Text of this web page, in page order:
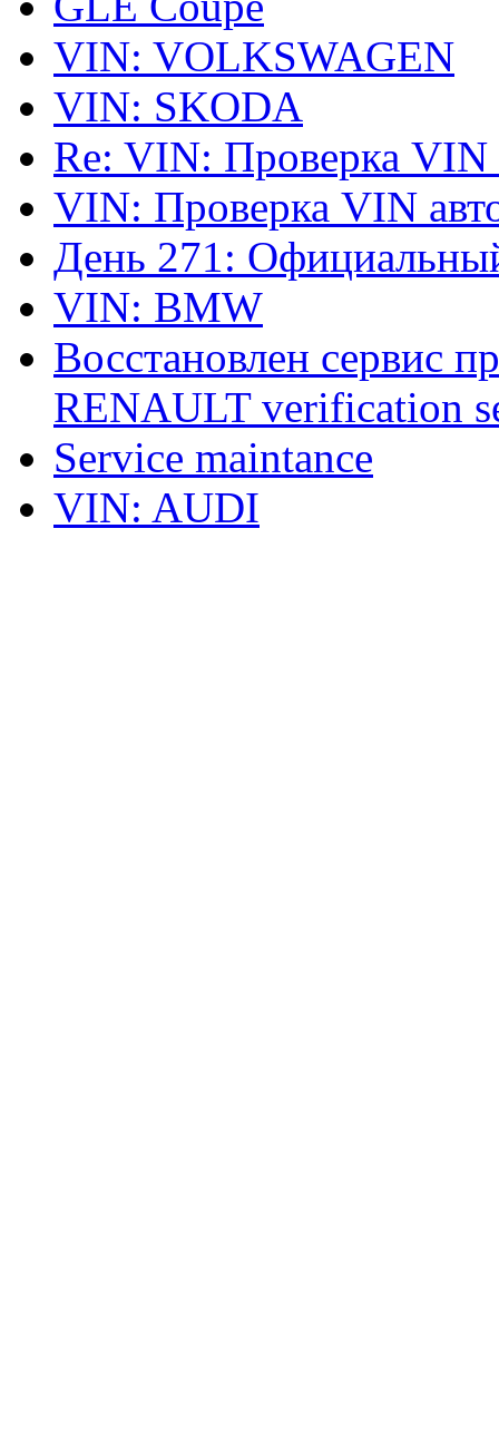
VIN: VOLKSWAGEN
VIN: SKODA
Re: VIN: Проверка VIN
VIN: Проверка VIN
День 271:
VIN: BMW
Восстановлен сервис
RENAULT verification
Service maintance
VIN: AUDI